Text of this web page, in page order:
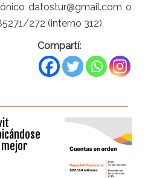
datostur@gmail.com o
272 (interno 312).
Compartí: